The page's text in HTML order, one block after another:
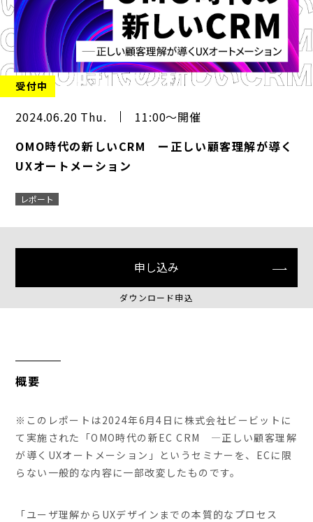
受付中
2024.06.20 Thu.
11:00～開催
OMO時代の新しいCRM ー正しい顧客理解が導く
UXオートメーション
レポート
申し込み
ダウンロード申込
概要
※このレポートは2024年6月4日に株式会社ビービットに
て実施された「OMO時代の新EC CRM ―正しい顧客理解
が導くUXオートメーション」というセミナーを、ECに限
らない一般的な内容に一部改変したものです。
「ユーザ理解からUXデザインまでの本質的なプロセス